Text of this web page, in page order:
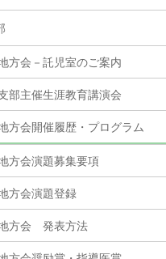
方会－託児室のご案内
部主催生涯教育講演会
方会開催履歴・プログラム
方会演題募集要項
方会演題登録
方会 発表方法